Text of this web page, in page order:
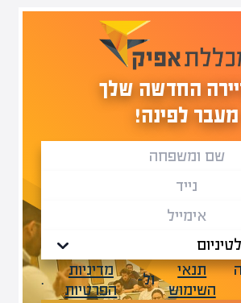
החדשה שלך
מעבר לפינה!
תנאי
השימוש
ול-
מדיניות
הפרטיות
.